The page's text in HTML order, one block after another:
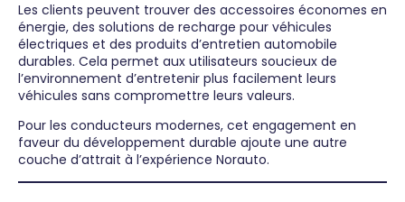
Les clients peuvent trouver des accessoires économes en
énergie, des solutions de recharge pour véhicules
électriques et des produits d’entretien automobile
durables. Cela permet aux utilisateurs soucieux de
l’environnement d’entretenir plus facilement leurs
véhicules sans compromettre leurs valeurs.
Pour les conducteurs modernes, cet engagement en
faveur du développement durable ajoute une autre
couche d’attrait à l’expérience Norauto.